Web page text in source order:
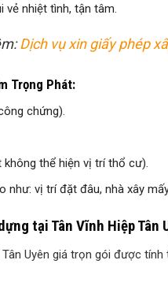
vẻ nhiệt tình, tận tâm.
Dịch vụ xin giấy phép
Trọng Phát:
chứng).
thể hiện vị trí thổ cư).
như: vị trí đặt đâu, nhà xây
tại Tân Vĩnh Hiệp Tân
Uyên giá trọn gói được